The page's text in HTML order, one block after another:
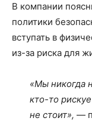
В компании
политики
вступать в
из-за риска для
«Мы никогда
кто-то
не стоит», —